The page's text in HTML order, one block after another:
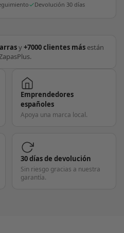
Devolución 30 días
y+7000 clientes más están
Emprendedores
españoles
Apoya una marca local.
30 días de devolución
Sin riesgo gracias a nuestra
garantía.